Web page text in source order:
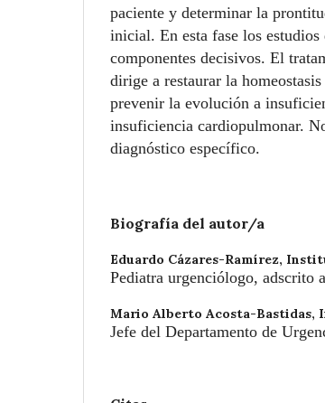
paciente y determinar la
inicial. En esta fase los
componentes decisivos. El
dirige a restaurar la
prevenir la evolución a
insuficiencia cardiopulmonar.
diagnóstico específico.
Biografía del autor/a
Eduardo Cázares-Ramírez,
Pediatra urgenciólogo, adscrito
Mario Alberto Acosta-Bastidas,
Jefe del Departamento de